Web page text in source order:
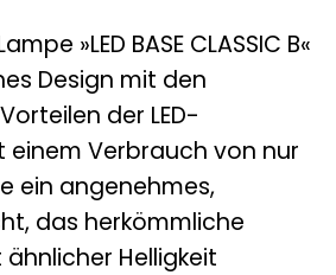
»LED BASE CLASSIC B«
Design mit den
der LED-
einem Verbrauch von nur
ein angenehmes,
das herkömmliche
Helligkeit